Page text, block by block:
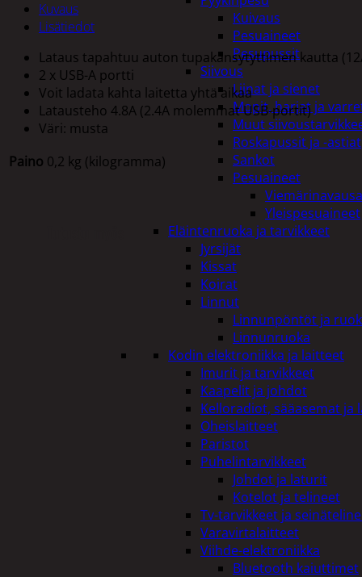
Kuivaus
Pesuaineet
Pesupussit
Siivous
Liinat ja sienet
Mopit, harjat ja
Muut
Roskapussit ja -astiat
Sankot
Pesuaineet
Yleispesuaineet
Eläintenruoka ja tarvikkeet
Jyrsijät
Kissat
Koirat
Linnut
Linnunpöntöt ja
Linnunruoka
Kodin elektroniikka ja laitteet
Imurit ja tarvikkeet
Kaapelit ja johdot
Kelloradiot, sääasemat
Oheislaitteet
Paristot
Puhelintarvikkeet
Johdot ja laturit
Kotelot ja telineet
Tv-tarvikkeet ja
Varavirtalaitteet
Viihde-elektroniikka
Bluetooth kaiuttimet
Kuvaus
Lisätiedot
Lataus tapahtuu auton tupakansytyttimen kautta
2 x USB-A portti
Voit ladata kahta laitetta yhtä aikaa
Latausteho 4.8A (2.4A molemmat USB-portit)
Väri: musta
Paino 0,2 kg (kilogramma)